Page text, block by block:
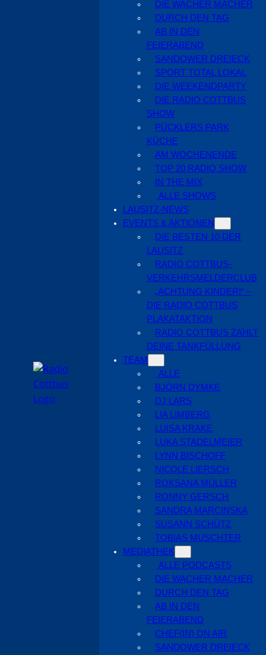
DIE WACHER MACHER
DURCH DEN TAG
AB IN DEN
FEIERABEND
SANDOWER DREIECK
SPORT TOTAL LOKAL
DIE WEEKENDPARTY
DIE RADIO COTTBUS
SHOW
PÜCKLERS PARK
KÜCHE
AM WOCHENENDE
TOP 20 RADIO SHOW
IN THE MIX
ALLE SHOWS
LAUSITZ-NEWS
EVENTS & AKTIONEN
DIE BESTEN 10 DER
LAUSITZ
RADIO COTTBUS-
VERKEHRSMELDERCLUB
„ACHTUNG KINDER!“ –
DIE RADIO COTTBUS
PLAKATAKTION
RADIO COTTBUS ZAHLT
DEINE TANKFÜLLUNG
TEAM
ALLE
BJÖRN DYMKE
DJ LARS
LIA LIMBERG
LUISA KRAKE
LUKA STADELMEIER
LYNN BISCHOFF
NICOLE LIERSCH
ROKSANA MÜLLER
RONNY GERSCH
SANDRA MARCINSKA
SUSANN SCHÜTZ
TOBIAS MUSCHTER
MEDIATHEK
ALLE PODCASTS
DIE WACHER MACHER
DURCH DEN TAG
AB IN DEN
FEIERABEND
CHEF(IN) ON AIR
SANDOWER DREIECK